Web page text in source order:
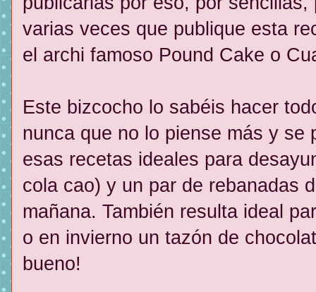
varias veces que publique esta
el archi famoso Pound Cake o
Este bizcocho lo sabéis hacer
nunca que no lo piense más y se
esas recetas ideales para
cola cao) y un par de rebanadas
mañana. También resulta ideal
o en invierno un tazón de
bueno!